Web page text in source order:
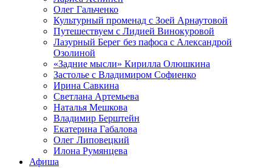
Олег Гальченко
Культурный променад с Зоей Арнаутовой
Путешествуем с Лидией Винокуровой
Лазурный Берег без пафоса с Александрой
Озолиной
«Задние мысли» Кирилла Олюшкина
Застолье с Владимиром Софиенко
Ирина Савкина
Светлана Артемьева
Наталья Мешкова
Владимир Берштейн
Екатерина Габалова
Олег Липовецкий
Илона Румянцева
Афиша